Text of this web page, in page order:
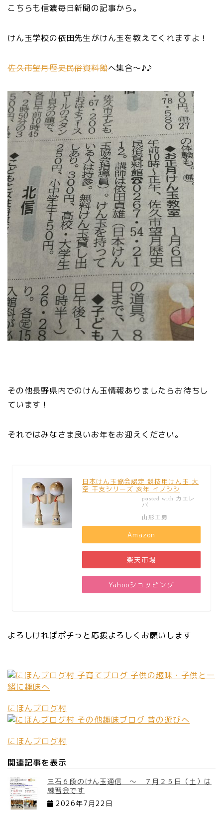
こちらも信濃毎日新聞の記事から。
けん玉学校の依田先生がけん玉を教えてくれますよ！
佐久市望月歴史民俗資料館へ集合～♪♪
その他長野県内でのけん玉情報ありましたらお待ちし
ています！
それではみなさま良いお年をお迎えください。
日本けん玉協会認定 競技用けん玉 大
空 干支シリーズ 亥年 イノシシ
posted with カエレ
バ
山形工房
Amazon
楽天市場
Yahooショッピング
よろしければポチっと応援よろしくお願いします
にほんブログ村
にほんブログ村
関連記事を表示
三石６段のけん玉通信 ～ ７月２５日（土）は
練習会です
2026年7月22日